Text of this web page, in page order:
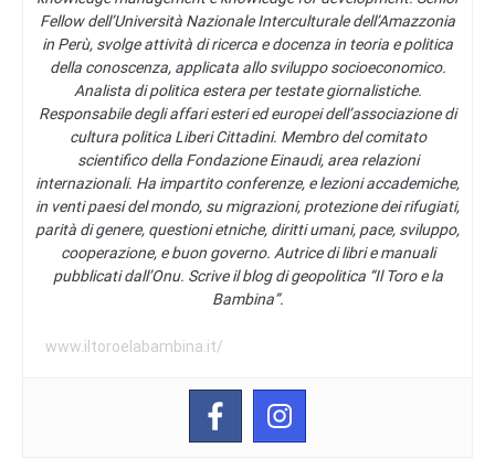
Fellow dell’Università Nazionale Interculturale dell’Amazzonia
in Perù, svolge attività di ricerca e docenza in teoria e politica
della conoscenza, applicata allo sviluppo socioeconomico.
Analista di politica estera per testate giornalistiche.
Responsabile degli affari esteri ed europei dell’associazione di
cultura politica Liberi Cittadini. Membro del comitato
scientifico della Fondazione Einaudi, area relazioni
internazionali. Ha impartito conferenze, e lezioni accademiche,
in venti paesi del mondo, su migrazioni, protezione dei rifugiati,
parità di genere, questioni etniche, diritti umani, pace, sviluppo,
cooperazione, e buon governo. Autrice di libri e manuali
pubblicati dall’Onu. Scrive il blog di geopolitica “Il Toro e la
Bambina”.
www.iltoroelabambina.it/